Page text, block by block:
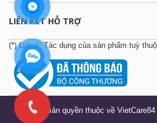
LIÊN KẾT HỖ TRỢ
(*) Lưu ý: Tác dụng của sản phẩm tuỳ
© Bản quyền thuộc về VietCare84